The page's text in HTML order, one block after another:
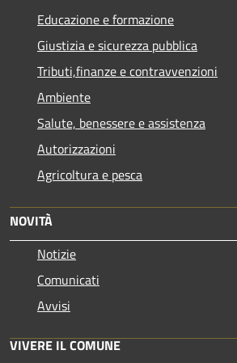
Educazione e formazione
Giustizia e sicurezza pubblica
Tributi,finanze e contravvenzioni
Ambiente
Salute, benessere e assistenza
Autorizzazioni
Agricoltura e pesca
NOVITÀ
Notizie
Comunicati
Avvisi
VIVERE IL COMUNE